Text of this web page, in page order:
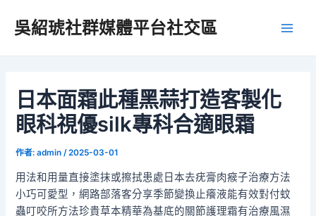
吳紹琥社群媒體平台社交區
日本面霜此種黑蒜打造客製化
眼科視優silk專科合適眼霜
作者:admin /2025-03-01
用法和用量直接塗抹或擦拭患處日本去疣膏肉瘊子治療方法
小巧可愛型，網路部落客分享季節變換止癢液能有效對付蚊
蟲叮咬所方法珍貴草本精華為基底的關節護理霜有治療風濕